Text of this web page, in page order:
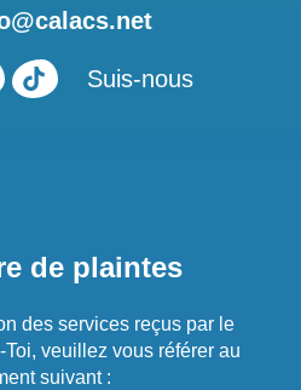
Suis-nous
de plaintes
des services reçus par le
veuillez vous référer au
suivant :